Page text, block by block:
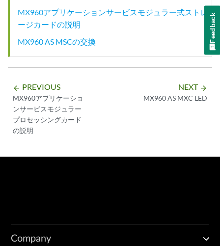
MX960アプリケーションサービスモジュラー式ストレ
ージカードの説明
MX960 AS MSCの交換
arrow_backward PREVIOUS
MX960アプリケーショ
ンサービスモジュラー
プロセッシングカード
の説明
NEXT arrow_forward
MX960 AS MXC LED
Company
Feedback